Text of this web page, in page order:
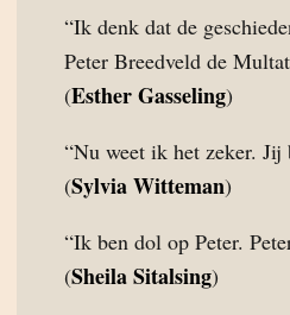
“Ik denk dat de
Peter Breedveld de
(Esther Gasseling)
“Nu weet ik het zeker. Jij
(Sylvia Witteman)
“Ik ben dol op Peter.
(Sheila Sitalsing)